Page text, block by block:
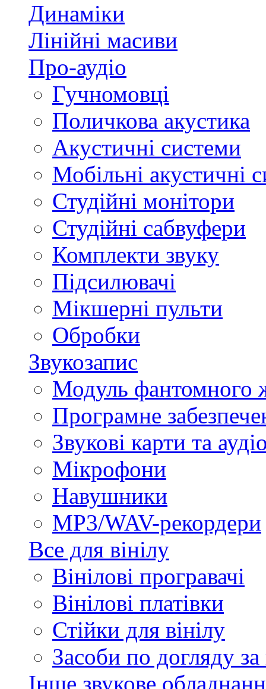
Динаміки
Лінійні масиви
Про-аудіо
Гучномовці
Поличкова акустика
Акустичні системи
Мобільні акустичні
Студійні монітори
Студійні сабвуфери
Комплекти звуку
Підсилювачі
Мікшерні пульти
Обробки
Звукозапис
Модуль фантомного
Програмне
Звукові карти та
Мікрофони
Навушники
MP3/WAV-рекордери
Все для вінілу
Вінілові програвачі
Вінілові платівки
Стійки для вінілу
Засоби по догляду за
Інше звукове